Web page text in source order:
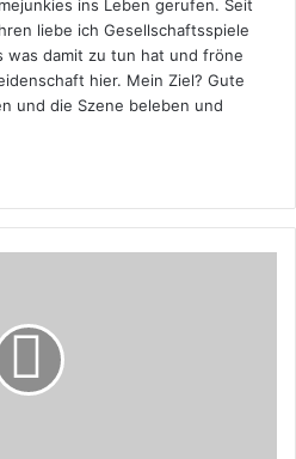
ins Leben gerufen. Seit
liebe ich Gesellschaftsspiele
was damit zu tun hat und fröne
hier. Mein Ziel? Gute
und die Szene beleben und